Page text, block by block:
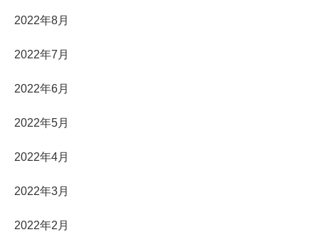
2022年8月
2022年7月
2022年6月
2022年5月
2022年4月
2022年3月
2022年2月